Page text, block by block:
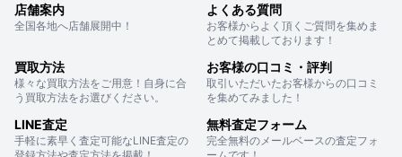
店舗案内
全国各地へ店舗展開中！
よくある質問
お客様からよく頂くご質問を集めま
とめて掲載しております！
買取方法
様々な買取方法をご用意！自身に合
う買取方法をお選びください。
お客様の口コミ・評判
取引いただいたお客様からの口コミ
を集めてみました！
LINE査定
手軽に素早く査定可能なLINE査定の
無料査定フォーム
完全無料のメールベースの査定フォ